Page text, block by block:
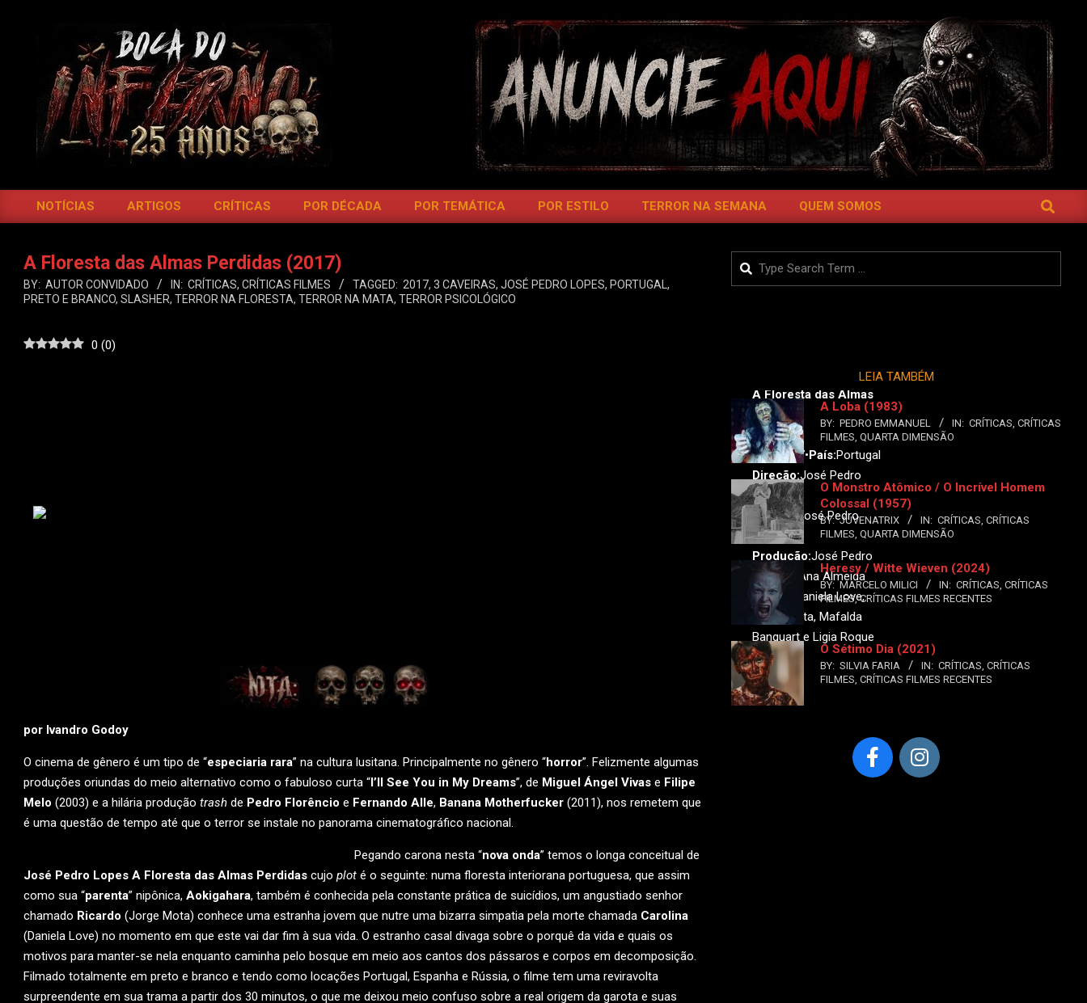
BOCA
DO
Primary
Menu
NOTÍCIAS ARTIGOS CRÍTICAS POR DÉCADA POR TEMÁTICA POR ESTILO TERROR NA SEMANA QUEM SOMOS SEARCH
A Floresta das Almas Perdidas (2017)
BY: AUTOR CONVIDADO IN: CRÍTICAS, CRÍTICAS FILMES TAGGED: 2017, 3 CAVEIRAS, JOSÉ PEDRO LOPES, PORTUGAL ,
PRETO E BRANCO, SLASHER, TERROR NA FLORESTA, TERROR NA MATA, TERROR PSICOLÓGICO
0 (0)
A Floresta das Almas
Perdidas
Original:
Ano:2017•País:Portugal
Direção:José Pedro
Lopes
Roteiro:José Pedro
Lopes
Produção:José Pedro
Lopes e Ana Almeida
Elenco:
Daniela Love,
Jorge Mota, Mafalda
Banquart e Ligia Roque
por Ivandro Godoy
O cinema de gênero é um tipo de “especiaria rara” na cultura lusitana. Principalmente no gênero “horror”. Felizmente algumas
produções oriundas do meio alternativo como o fabuloso curta “ I’ll See You in My Dreams”, de Miguel Ángel Vivas e Filipe
Melo (2003) e a hilária produção trash de Pedro Florêncio e Fernando Alle, Banana Motherfucker (2011), nos remetem que
é uma questão de tempo até que o terror se instale no panorama cinematográfico nacional.
Pegando carona nesta “nova onda” temos o longa conceitual de
José Pedro Lopes A Floresta das Almas Perdidas cujo plot é o seguinte: numa floresta interiorana portuguesa, que assim
como sua “parenta” nipônica, Aokigahara, também é conhecida pela constante prática de suicídios, um angustiado senhor
chamado Ricardo (Jorge Mota) conhece uma estranha jovem que nutre uma bizarra simpatia pela morte chamada Carolina
(Daniela Love) no momento em que este vai dar fim à sua vida. O estranho casal divaga sobre o porquê da vida e quais os
motivos para manter-se nela enquanto caminha pelo bosque em meio aos cantos dos pássaros e corpos em decomposição.
Filmado totalmente em preto e branco e tendo como locações Portugal, Espanha e Rússia, o filme tem uma reviravolta
surpreendente em sua trama a partir dos 30 minutos, o que me deixou meio confuso sobre a real origem da garota e suas
Search
LEIA TAMBÉM
A Loba (1983)
BY: PEDRO EMMANUEL IN: CRÍTICAS, CRÍTICAS
FILMES, QUARTA DIMENSÃO
O Monstro Atômico / O Incrível Homem
Colossal (1957)
BY: JUVENATRIX IN: CRÍTICAS, CRÍTICAS
FILMES, QUARTA DIMENSÃO
Heresy / Witte Wieven (2024)
BY: MARCELO MILICI IN: CRÍTICAS, CRÍTICAS
FILMES,CRÍTICAS FILMES RECENTES
O Sétimo Dia (2021)
BY: SILVIA FARIA IN: CRÍTICAS, CRÍTICAS
FILMES, CRÍTICAS FILMES RECENTES